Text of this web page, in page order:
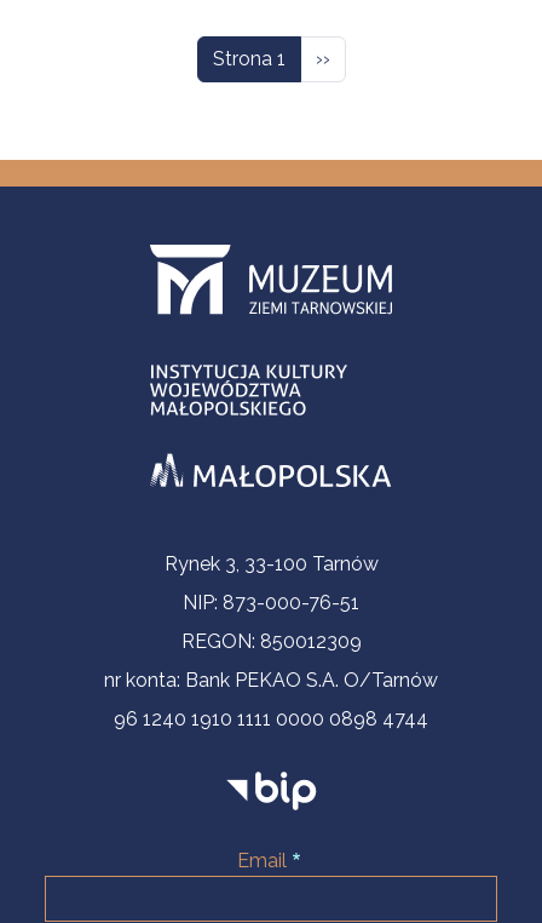
Strona 1 Następna strona
››
Informacje kontaktoweRynek 3, 33-100 Tarnów
NIP: 873-000-76-51
REGON: 850012309
nr konta: Bank PEKAO S.A. O/Tarnów
96 1240 1910 1111 0000 0898 4744
Email